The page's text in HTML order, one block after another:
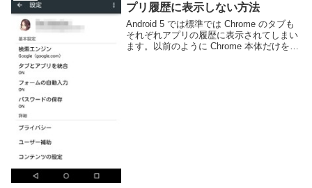
プリ履歴に表示しない方法
Android 5 では標準では Chrome のタブも
それぞれアプリの履歴に表示されてしまい
ます。以前のように Chrome 本体だけをア